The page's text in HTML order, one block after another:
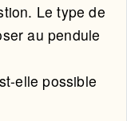
Le type de
au pendule
elle possible